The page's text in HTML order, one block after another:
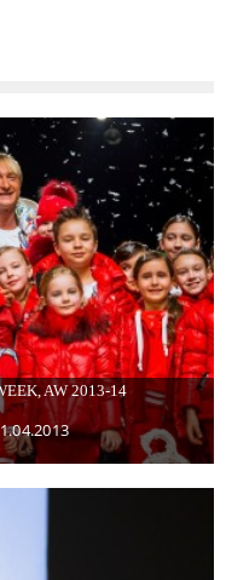
AW 2013-14